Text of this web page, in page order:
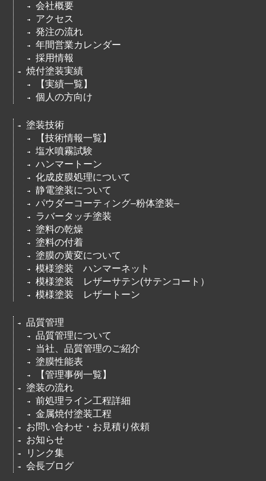
会社概要
アクセス
発注の流れ
年間営業カレンダー
採用情報
焼付塗装実績
【実績一覧】
個人の方向け
塗装技術
【技術情報一覧】
塩水噴霧試験
ハンマートーン
化成皮膜処理について
静電塗装について
パウダーコーティング–粉体塗装–
ラバータッチ塗装
塗料の乾燥
塗料の付着
塗膜の黄変について
模様塗装 ハンマーネット
模様塗装 レザーサテン(サテンコート）
模様塗装 レザートーン
品質管理
品質管理について
当社、品質管理のご紹介
塗膜性能表
【管理事例一覧】
塗装の流れ
前処理ライン工程詳細
金属焼付塗装工程
お問い合わせ・お見積り依頼
お知らせ
リンク集
会長ブログ